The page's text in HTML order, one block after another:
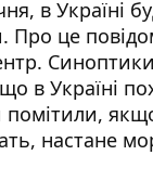
в Україні
. Про це
Синоптики
в Україні
настане